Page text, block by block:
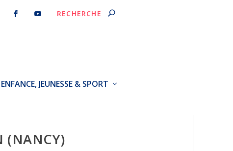
ENFANCE, JEUNESSE & SPORT
(NANCY)